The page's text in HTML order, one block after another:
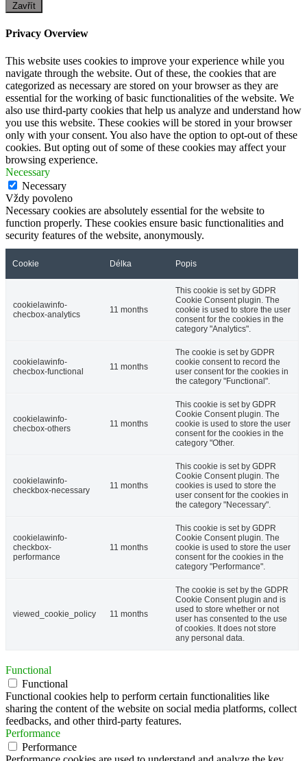
Zavřít
Privacy Overview
This website uses cookies to improve your experience while you
navigate through the website. Out of these, the cookies that are
categorized as necessary are stored on your browser as they are
essential for the working of basic functionalities of the website. We
also use third-party cookies that help us analyze and understand how
you use this website. These cookies will be stored in your browser
only with your consent. You also have the option to opt-out of these
cookies. But opting out of some of these cookies may affect your
browsing experience.
Necessary
Necessary
Vždy povoleno
Necessary cookies are absolutely essential for the website to
function properly. These cookies ensure basic functionalities and
security features of the website, anonymously.
Cookie Délka Popis
cookielawinfo-
checbox-analytics
11 months
This cookie is set by GDPR
Cookie Consent plugin. The
cookie is used to store the user
consent for the cookies in the
category "Analytics".
cookielawinfo-
checbox-functional
11 months
The cookie is set by GDPR
cookie consent to record the
user consent for the cookies in
the category "Functional".
cookielawinfo-
checbox-others
11 months
This cookie is set by GDPR
Cookie Consent plugin. The
cookie is used to store the user
consent for the cookies in the
category "Other.
cookielawinfo-
checkbox-necessary
11 months
This cookie is set by GDPR
Cookie Consent plugin. The
cookies is used to store the
user consent for the cookies in
the category "Necessary".
cookielawinfo-
checkbox-
performance
11 months
This cookie is set by GDPR
Cookie Consent plugin. The
cookie is used to store the user
consent for the cookies in the
category "Performance".
viewed_cookie_policy 11 months
The cookie is set by the GDPR
Cookie Consent plugin and is
used to store whether or not
user has consented to the use
of cookies. It does not store
any personal data.
Functional
Functional
Functional cookies help to perform certain functionalities like
sharing the content of the website on social media platforms, collect
feedbacks, and other third-party features.
Performance
Performance